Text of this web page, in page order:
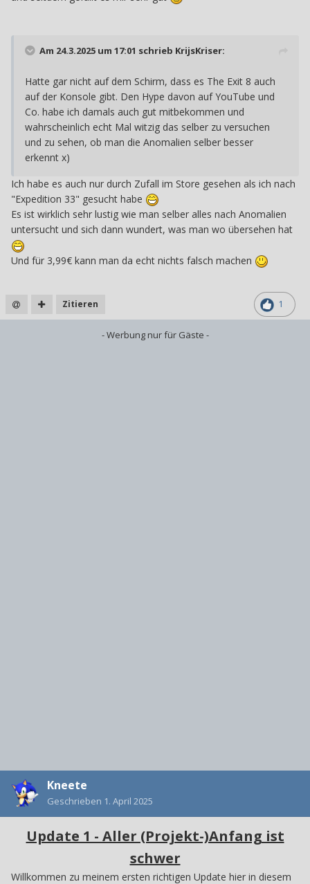
Am 24.3.2025 um 17:01 schrieb KrijsKriser:
Hatte gar nicht auf dem Schirm, dass es The Exit 8 auch
auf der Konsole gibt. Den Hype davon auf YouTube und
Co. habe ich damals auch gut mitbekommen und
wahrscheinlich echt Mal witzig das selber zu versuchen
und zu sehen, ob man die Anomalien selber besser
erkennt x)
Ich habe es auch nur durch Zufall im Store gesehen als ich nach
"Expedition 33" gesucht habe
Es ist wirklich sehr lustig wie man selber alles nach Anomalien
untersucht und sich dann wundert, was man wo übersehen hat
Und für 3,99€ kann man da echt nichts falsch machen
1
Zitieren
- Werbung nur für Gäste -
Kneete
Geschrieben 1. April 2025
Update 1 - Aller (Projekt-)Anfang ist
schwer
Willkommen zu meinem ersten richtigen Update hier in diesem